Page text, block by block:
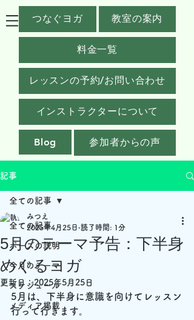
つなぐヨガ 教室の案内
料金一覧
レッスンの予約/お問い合わせ
インストラクターについて
Blog 参加者からの声
記事
全ての記事
ポーズの説明
今月のテーマ
スケジュール
メディア掲載
全ての記事
5月のテーマ予告：下半身
めぐるヨガ
みつえ
2025年4月25日 読了時間: 1分
更新日：2025年5月25日
5月は、下半身に意識を向けてレッスン
行って行きます。